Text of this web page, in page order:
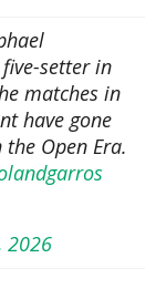
setter in
matches in
have gone
Open Era.
2026